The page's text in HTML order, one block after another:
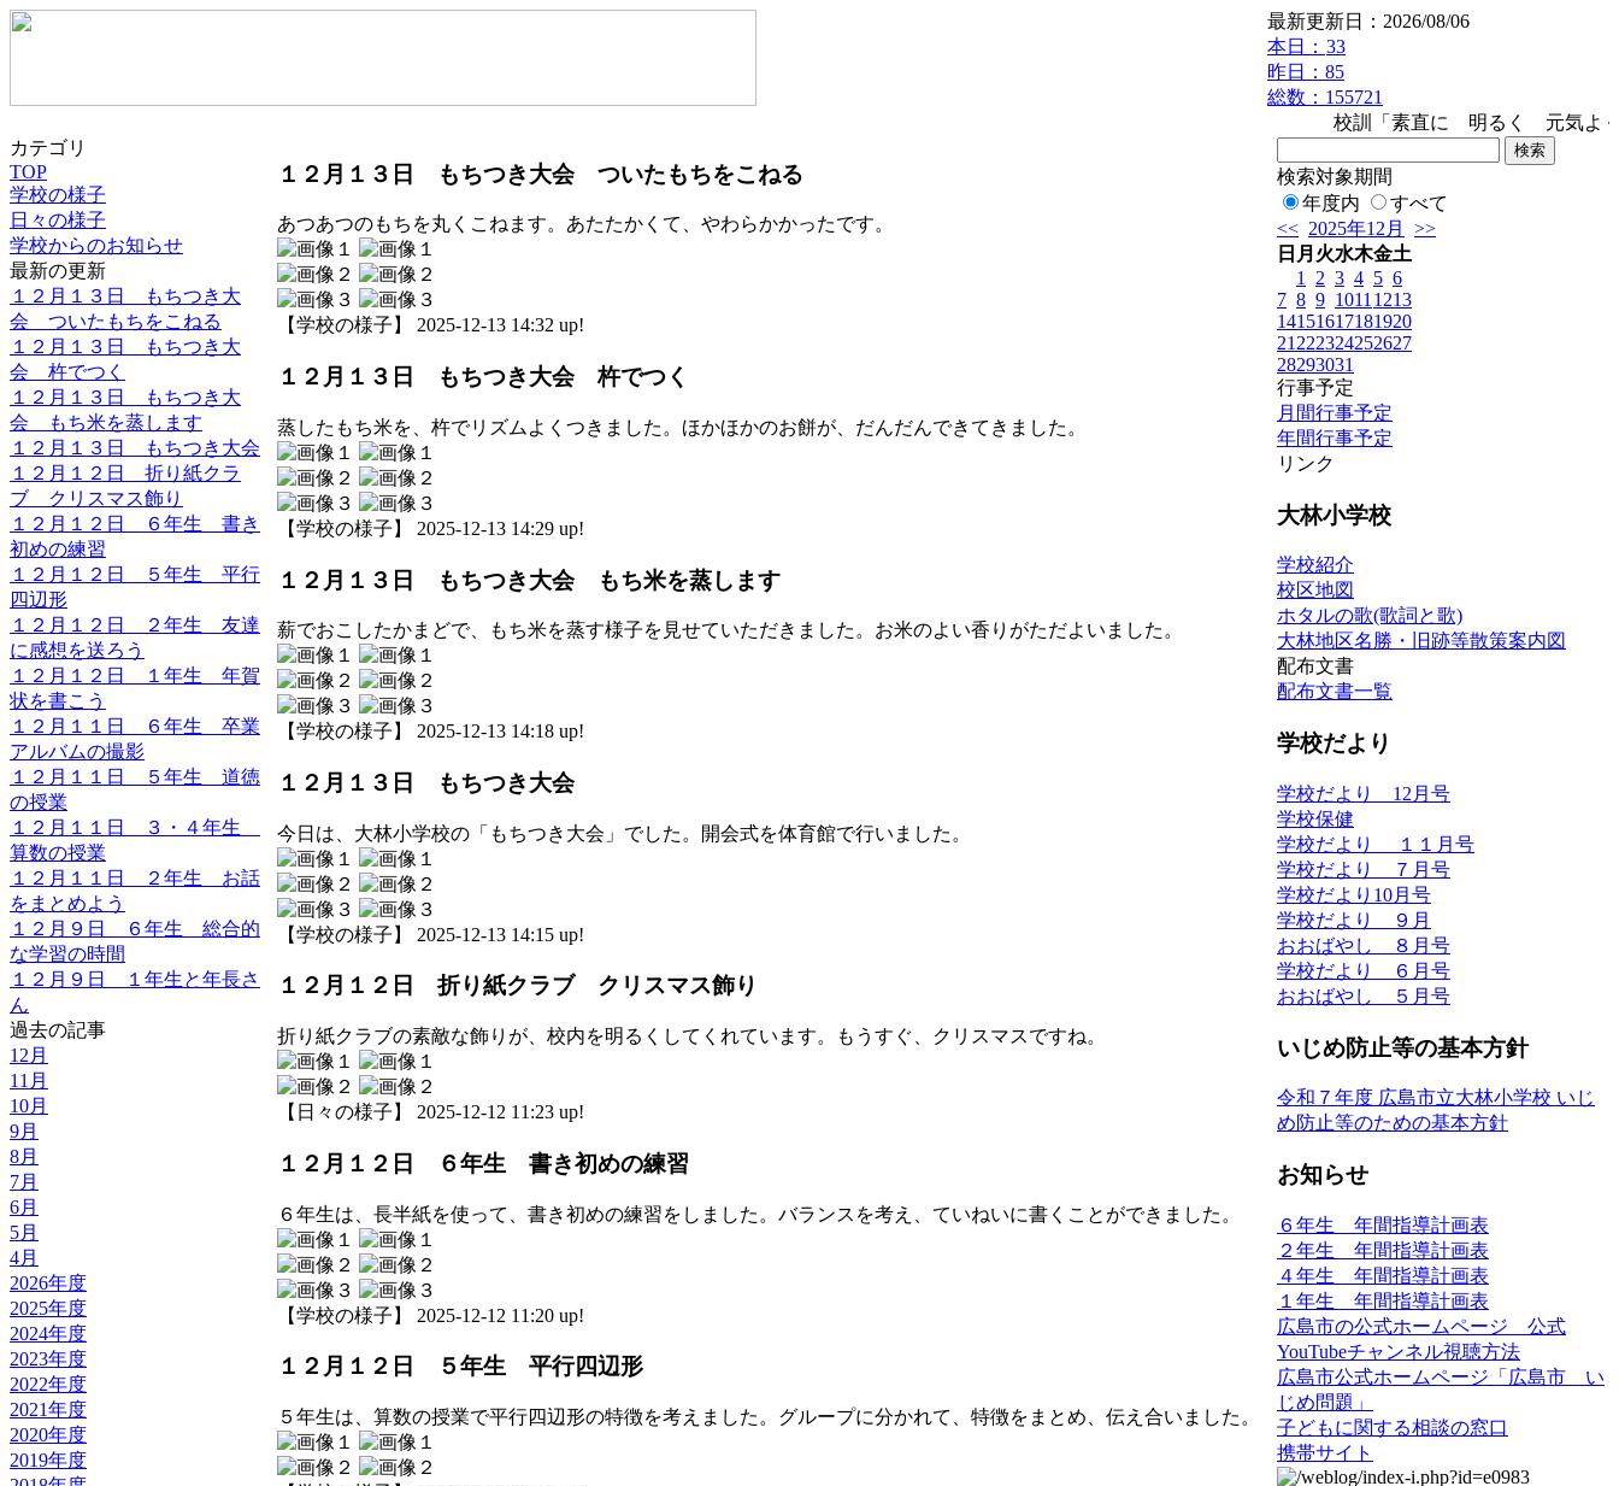
最新更新日：2026/08/06
本日： 33
昨日：85
総数：155721
校訓「素直に 明るく 元気よく」
カテゴリ
TOP
学校の様子
日々の様子
学校からのお知らせ
最新の更新
１２月１３日 もちつき大
会 ついたもちをこねる
１２月１３日 もちつき大
会 杵でつく
１２月１３日 もちつき大
会 もち米を蒸します
１２月１３日 もちつき大会
１２月１２日 折り紙クラ
ブ クリスマス飾り
１２月１２日 ６年生 書き
初めの練習
１２月１２日 ５年生 平行
四辺形
１２月１２日 ２年生 友達
に感想を送ろう
１２月１２日 １年生 年賀
状を書こう
１２月１１日 ６年生 卒業
アルバムの撮影
１２月１１日 ５年生 道徳
の授業
１２月１１日 ３・４年生
算数の授業
１２月１１日 ２年生 お話
をまとめよう
１２月９日 ６年生 総合的
な学習の時間
１２月９日 １年生と年長さ
ん
過去の記事
12月
11月
10月
9月
8月
7月
6月
5月
4月
2026年度
2025年度
2024年度
2023年度
2022年度
2021年度
2020年度
2019年度
１２月１３日 もちつき大会 ついたもちをこねる
あつあつのもちを丸くこねます。あたたかくて、やわらかかったです。
【学校の様子】 2025-12-13 14:32 up!
１２月１３日 もちつき大会 杵でつく
蒸したもち米を、杵でリズムよくつきました。ほかほかのお餅が、だんだんできてきました。
【学校の様子】 2025-12-13 14:29 up!
１２月１３日 もちつき大会 もち米を蒸します
薪でおこしたかまどで、もち米を蒸す様子を見せていただきました。お米のよい香りがただよいました。
【学校の様子】 2025-12-13 14:18 up!
１２月１３日 もちつき大会
今日は、大林小学校の「もちつき大会」でした。開会式を体育館で行いました。
【学校の様子】 2025-12-13 14:15 up!
１２月１２日 折り紙クラブ クリスマス飾り
折り紙クラブの素敵な飾りが、校内を明るくしてくれています。もうすぐ、クリスマスですね。
【日々の様子】 2025-12-12 11:23 up!
１２月１２日 ６年生 書き初めの練習
６年生は、長半紙を使って、書き初めの練習をしました。バランスを考え、ていねいに書くことができました。
【学校の様子】 2025-12-12 11:20 up!
１２月１２日 ５年生 平行四辺形
５年生は、算数の授業で平行四辺形の特徴を考えました。グループに分かれて、特徴をまとめ、伝え合いました。
検索対象期間
年度内
すべて
<< 2025年12月
>>
日 月 火水木金土
1
2 3 4 5 6
7 8 9 1011 1213
14151617181920
21 222324252627
28293031
行事予定
月間行事予定
年間行事予定
リンク
大林小学校
学校紹介
校区地図
ホタルの歌(歌詞と歌)
大林地区名勝・旧跡等散策案内図
配布文書
配布文書一覧
学校だより
学校だより 12月号
学校保健
学校だより １１月号
学校だより ７月号
学校だより10月号
学校だより ９月
おおばやし ８月号
学校だより ６月号
おおばやし ５月号
いじめ防止等の基本方針
令和７年度 広島市立大林小学校 いじ
め防止等のための基本方針
お知らせ
６年生 年間指導計画表
２年生 年間指導計画表
４年生 年間指導計画表
１年生 年間指導計画表
広島市の公式ホームページ 公式
YouTubeチャンネル視聴方法
広島市公式ホームページ「広島市 い
じめ問題」
子どもに関する相談の窓口
携帯サイト